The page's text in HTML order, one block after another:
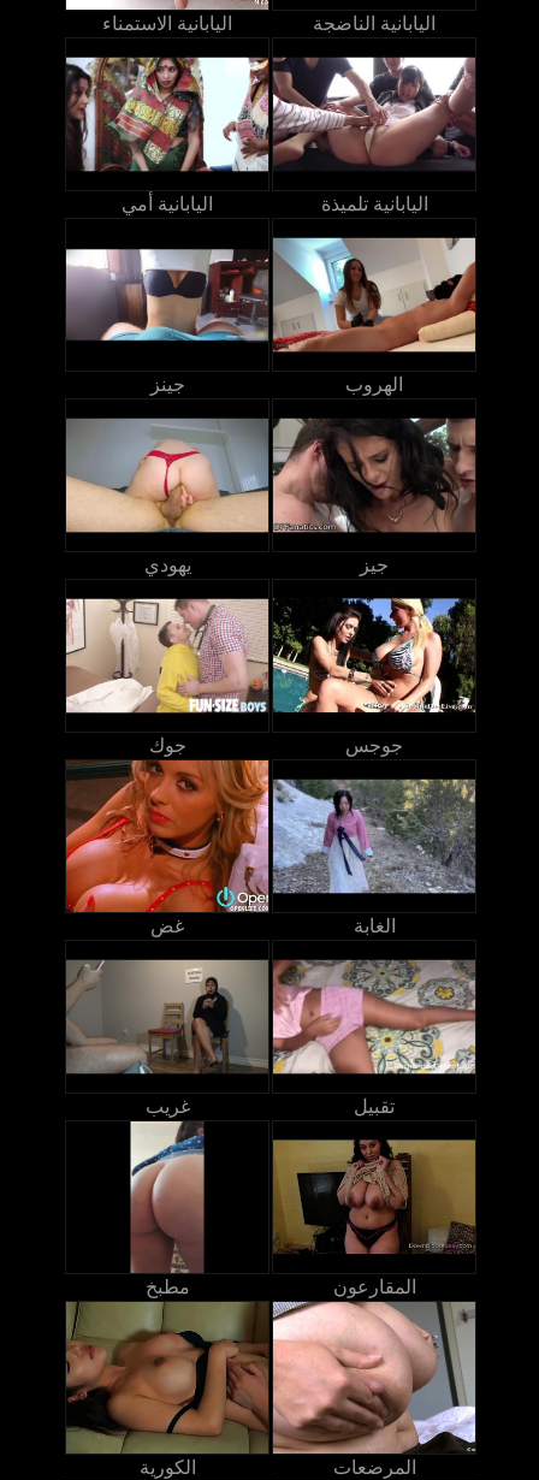
اليابانية الاستمناء اليابانية الناضجة
اليابانية أمي اليابانية تلميذة
جينز الهروب
يهودي جيز
جوك جوجس
غض الغابة
غريب تقبيل
مطبخ المقارعون
الكورية المرضعات